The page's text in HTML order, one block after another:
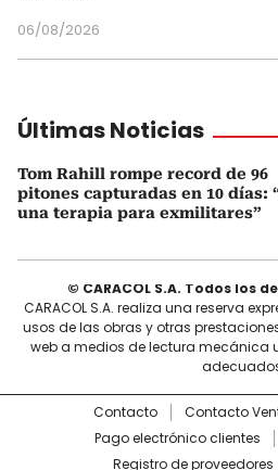
06/08/2026
Últimas Noticias
Tom Rahill rompe record de 96
pitones capturadas en 10 días:
una terapia para exmilitares”
© CARACOL S.A. Todos los
CARACOL S.A. realiza una reserva
usos de las obras y otras
web a medios de lectura mecánica
Contacto Contacto
Pago electrónico clientes
Registro de proveedores